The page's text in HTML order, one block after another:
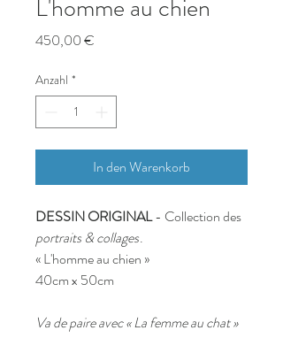
L'homme au chien
450,00 €
Anzahl *
In den Warenkorb
DESSIN ORIGINAL- Collection des
portraits & collages.
« L'homme au chien »
40cm x 50cm
Va de paire avec « La femme au chat »